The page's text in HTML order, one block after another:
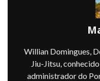
Willian Domingues,
Jiu-Jitsu,
administrador do